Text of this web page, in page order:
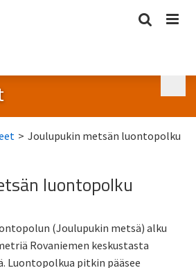
> Joulupukin metsän luontopolku
luontopolku
(Joulupukin metsä) alku
Rovaniemen keskustasta
Luontopolkua pitkin pääsee